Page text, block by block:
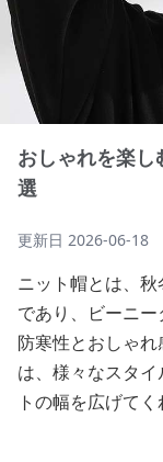
おしゃれを楽
選
更新日 2026-06-18
ニット帽とは、
であり、ビーニー
防寒性とおしゃ
は、様々なスタ
トの幅を広げてく